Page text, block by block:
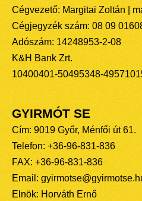
Cégvezető: Margitai Zoltán |
Cégjegyzék szám: 08 09
Adószám: 14248953-2-08
K&H Bank Zrt.
10400401-50495348-
GYIRMÓT SE
Cím: 9019 Győr, Ménfői út 61.
Telefon: +36-96-831-836
FAX: +36-96-831-836
Email:
Elnök: Horváth Ernő